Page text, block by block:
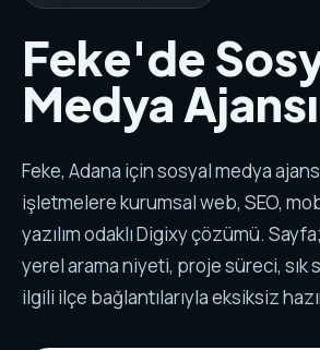
Feke'de
Medya Ajansı
Feke, Adana için sosyal medya
işletmelere kurumsal web, SEO,
yazılım odaklı Digixy çözümü.
yerel arama niyeti, proje süreci, sık
ilgili ilçe bağlantılarıyla eksiksiz